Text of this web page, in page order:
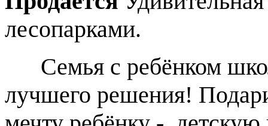
лесопарками.
Семья с ребёнком
лучшего решения!